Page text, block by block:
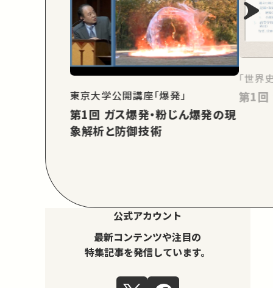
東京大学公開講座「爆発」
第1回 ガス爆発・粉じん爆発の現
象解析と防御技術
「世界
公式アカウント
最新コンテンツや注目の
特集記事を発信しています。